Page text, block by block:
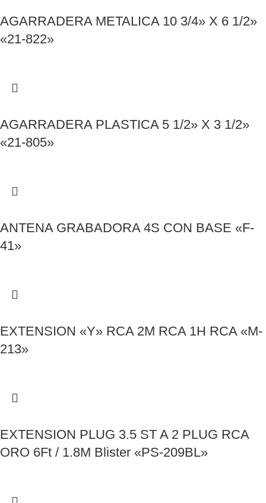
AGARRADERA METALICA 10 3/4» X 6 1/2»
«21-822»
AGARRADERA PLASTICA 5 1/2» X 3 1/2»
«21-805»
ANTENA GRABADORA 4S CON BASE «F-
41»
EXTENSION «Y» RCA 2M RCA 1H RCA «M-
213»
EXTENSION PLUG 3.5 ST A 2 PLUG RCA
ORO 6Ft / 1.8M Blister «PS-209BL»